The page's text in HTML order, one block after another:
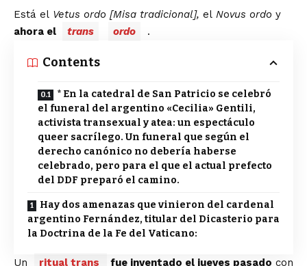
Está el Vetus ordo [Misa tradicional], el Novus ordo y
ahora el
trans ordo .
Contents
* En la catedral de San Patricio se celebró
el funeral del argentino «Cecilia» Gentili,
activista transexual y atea: un espectáculo
queer sacrílego. Un funeral que según el
derecho canónico no debería haberse
celebrado, pero para el que el actual prefecto
del DDF preparó el camino.
Hay dos amenazas que vinieron del cardenal
argentino Fernández, titular del Dicasterio para
la Doctrina de la Fe del Vaticano:
Un ritual trans fue inventado el jueves pasado con